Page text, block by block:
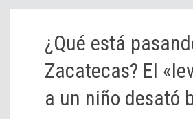
¿Qué está
Zacatecas? El
a un niño desató